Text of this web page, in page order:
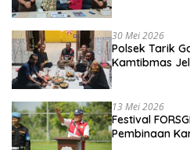
30 Mei 2026
Polsek Tarik
Kamtibmas
13 Mei 2026
Festival
Pembinaan